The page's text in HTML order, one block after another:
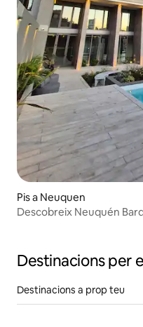
Pis a Neuquen
Descobreix Neuquén
Destinacions per
Destinacions a prop teu